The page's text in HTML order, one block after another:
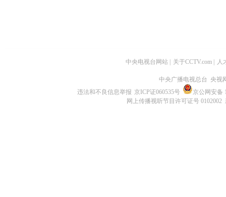
中央电视台网站 关于CCTV.com 人
中央广播电视总台 央视
违法和不良信息举报 京ICP证060535号
京公网安备
网上传播视听节目许可证号 0102002